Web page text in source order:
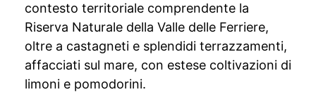
contesto territoriale comprendente la
Riserva Naturale della Valle delle Ferriere,
oltre a castagneti e splendidi terrazzamenti,
affacciati sul mare, con estese coltivazioni di
limoni e pomodorini.